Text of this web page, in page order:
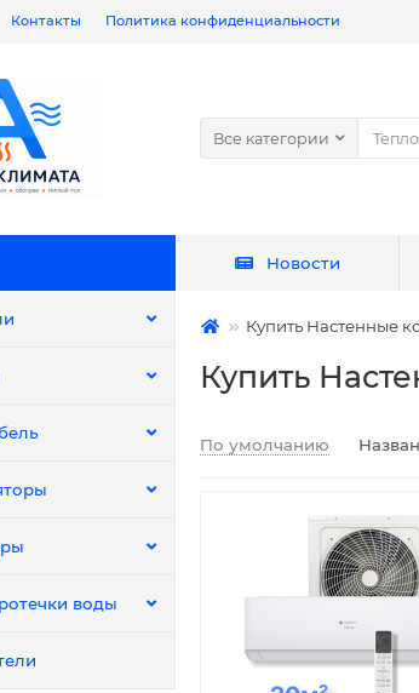
Контакты Политика конфиденциальности
Все категории
воды
Новости
Купить Настенные
Купить
По умолчанию